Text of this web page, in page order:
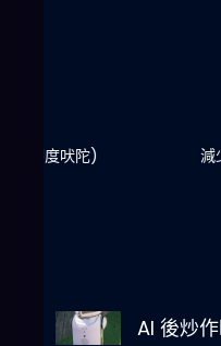
減少超過
AI 後炒